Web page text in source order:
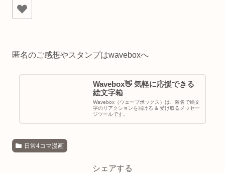
匿名のご感想やスタンプはwaveboxへ
Wavebox👋 気軽に応援できる
絵文字箱
Wavebox（ウェーブボックス）は、匿名で絵文
字のリアクションを届ける & 受け取るメッセー
ジツールです。
日常4コマ漫画
シェアする